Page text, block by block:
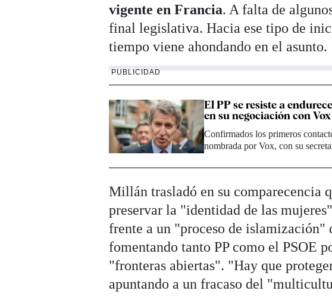
vigente en Francia. A falta de
final legislativa. Hacia ese tipo de
tiempo viene ahondando en el asunto.
PUBLICIDAD
El PP se resiste a
en su negociación con Vox
Confirmados los primeros
nombrada por Vox, con su
Millán trasladó en su comparecencia
preservar la "identidad de las
frente a un "proceso de islamización"
fomentando tanto PP como el PSOE
"fronteras abiertas". "Hay que
apuntando a un fracaso del